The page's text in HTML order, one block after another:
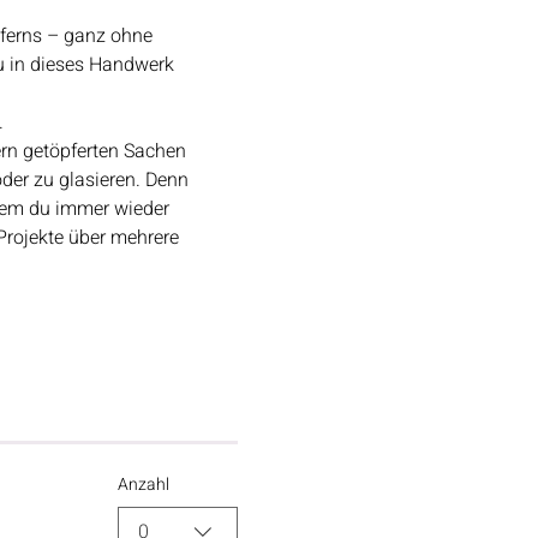
– ganz ohne
in dieses Handwerk
getöpferten Sachen
zu glasieren. Denn
du immer wieder
über mehrere
Anzahl
0